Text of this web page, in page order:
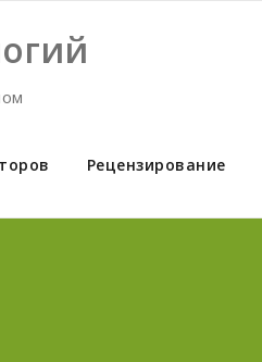
Рецензирование